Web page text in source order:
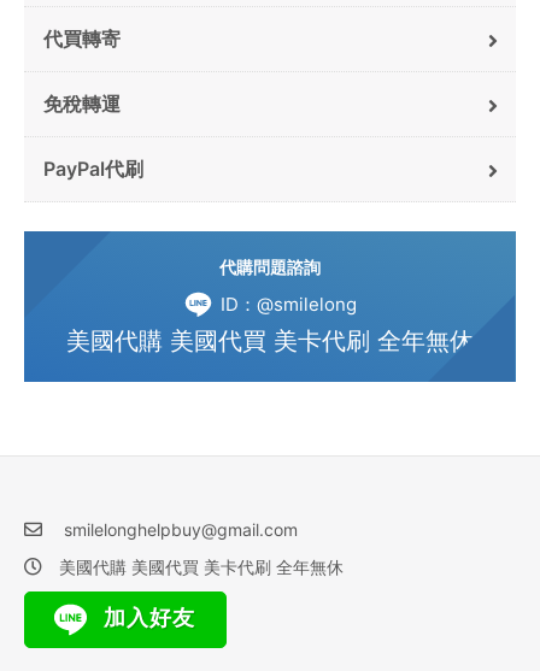
代買轉寄
免稅轉運
PayPal代刷
代購問題諮詢
ID：@smilelong
美國代購 美國代買 美卡代刷 全年無休
smilelonghelpbuy@gmail.com
美國代購 美國代買 美卡代刷 全年無休
加入好友